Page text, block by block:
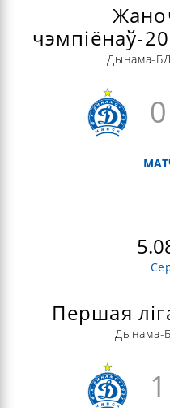
чэмпіёнаў-
Дынама-
Першая
Дынама-